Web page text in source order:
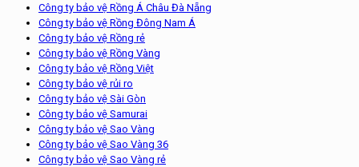
Công ty bảo vệ Rồng Á Châu Đà Nẵng
Công ty bảo vệ Rồng Đông Nam Á
Công ty bảo vệ Rồng rẻ
Công ty bảo vệ Rồng Vàng
Công ty bảo vệ Rồng Việt
Công ty bảo vệ rủi ro
Công ty bảo vệ Sài Gòn
Công ty bảo vệ Samurai
Công ty bảo vệ Sao Vàng
Công ty bảo vệ Sao Vàng 36
Công ty bảo vệ Sao Vàng rẻ